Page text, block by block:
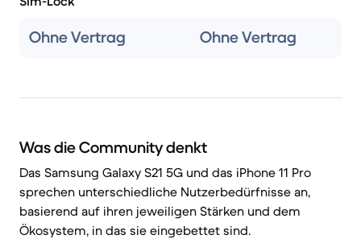
Ohne Vertrag Ohne Vertrag
Was die Community denkt
Das Samsung Galaxy S21 5G und das iPhone 11 Pro
sprechen unterschiedliche Nutzerbedürfnisse an,
basierend auf ihren jeweiligen Stärken und dem
Ökosystem, in das sie eingebettet sind.